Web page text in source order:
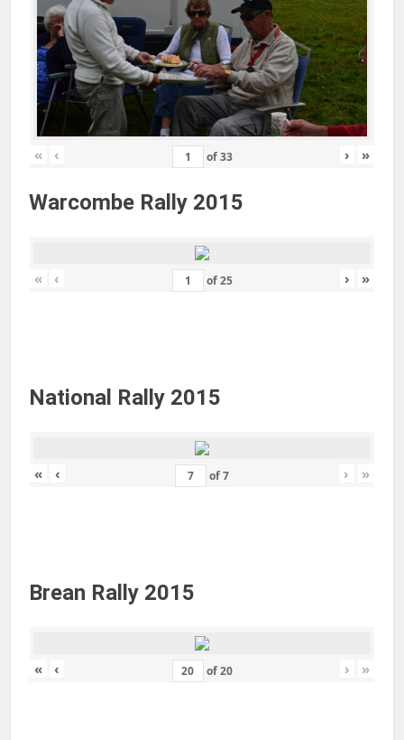
« ‹ of33 › »
Warcombe Rally 2015
« ‹ of25 › »
National Rally 2015
« ‹ of7 › »
Brean Rally 2015
« ‹ of20 › »